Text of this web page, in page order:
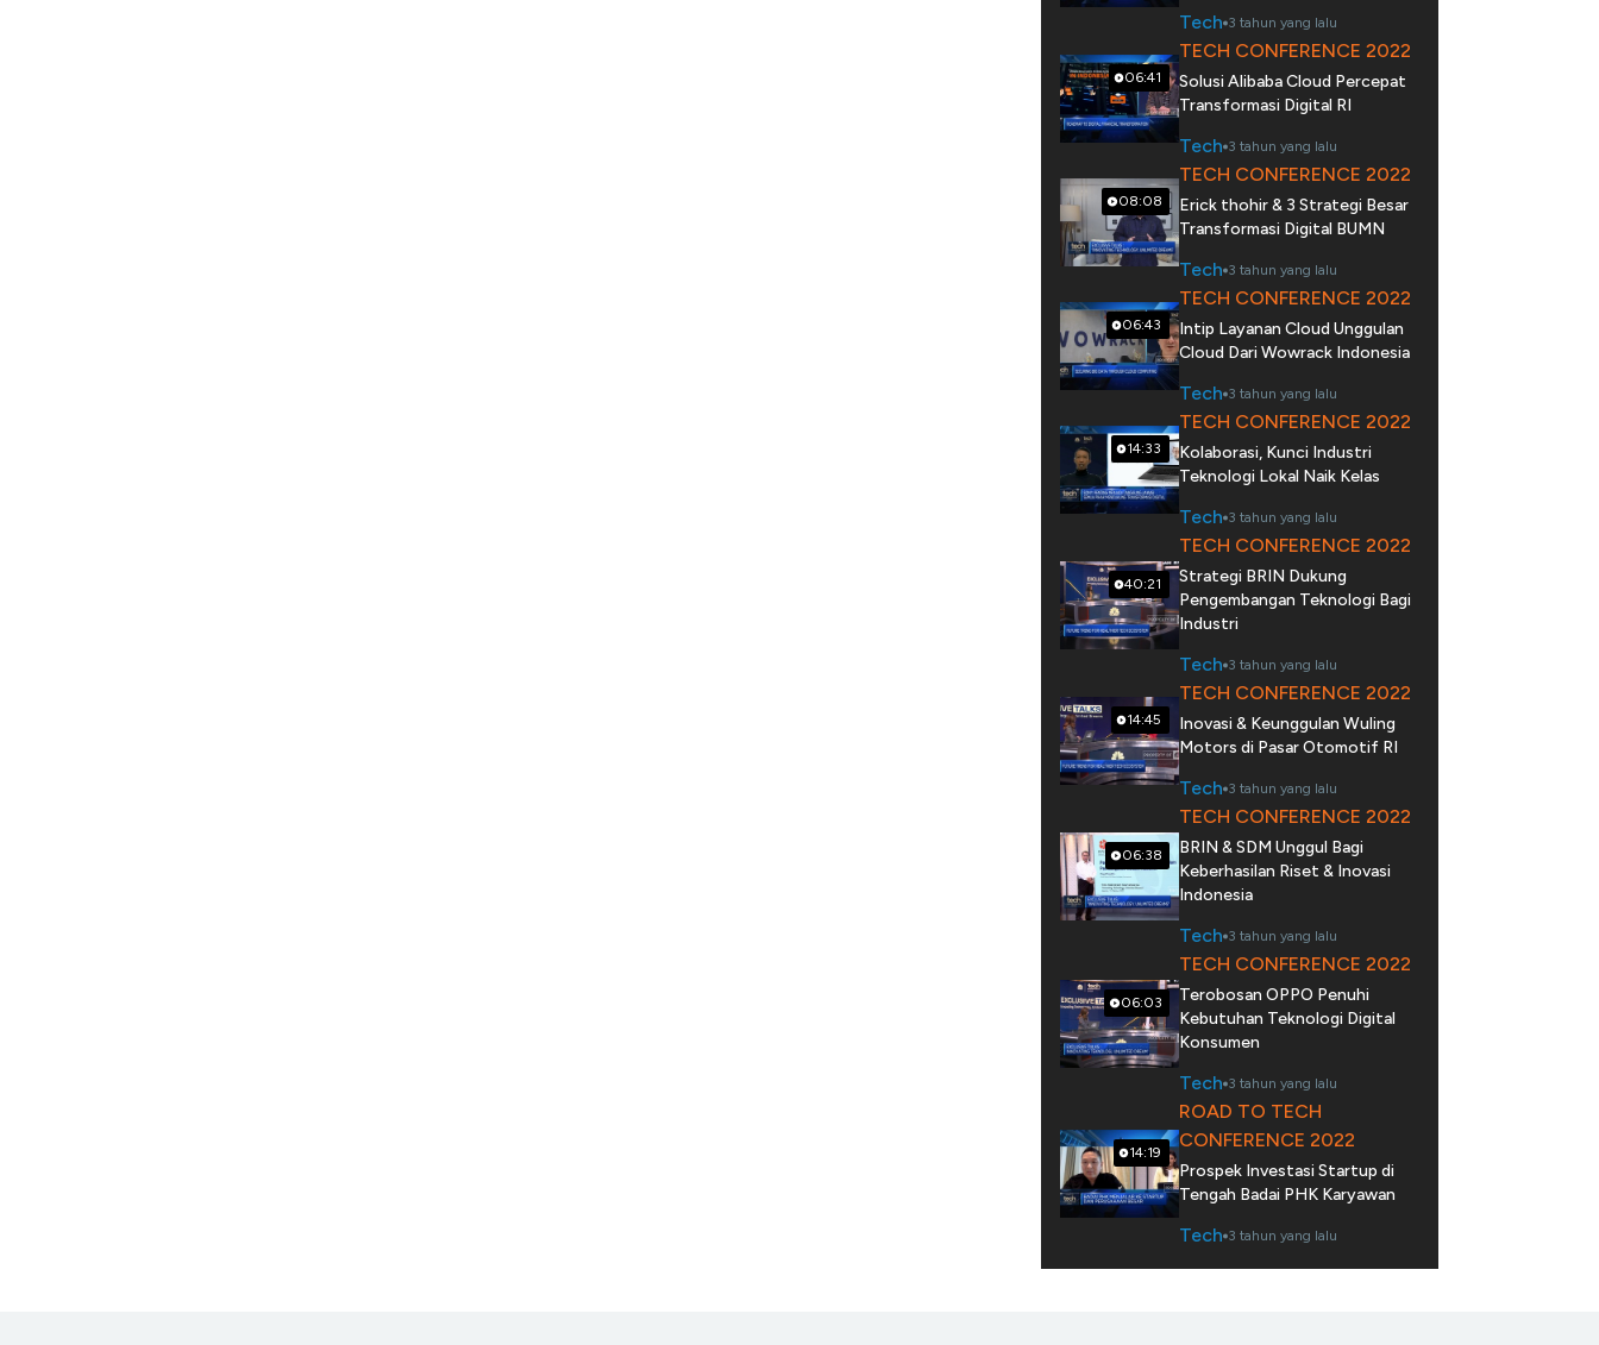
Tech 3 tahun yang lalu
06:41
TECH CONFERENCE 2022
Solusi Alibaba Cloud Percepat
Transformasi Digital RI
Tech 3 tahun yang lalu
08:08
TECH CONFERENCE 2022
Erick thohir & 3 Strategi Besar
Transformasi Digital BUMN
Tech 3 tahun yang lalu
06:43
TECH CONFERENCE 2022
Intip Layanan Cloud Unggulan
Cloud Dari Wowrack Indonesia
Tech 3 tahun yang lalu
14:33
TECH CONFERENCE 2022
Kolaborasi, Kunci Industri
Teknologi Lokal Naik Kelas
Tech 3 tahun yang lalu
40:21
TECH CONFERENCE 2022
Strategi BRIN Dukung
Pengembangan Teknologi Bagi
Industri
Tech 3 tahun yang lalu
14:45
TECH CONFERENCE 2022
Inovasi & Keunggulan Wuling
Motors di Pasar Otomotif RI
Tech 3 tahun yang lalu
06:38
TECH CONFERENCE 2022
BRIN & SDM Unggul Bagi
Keberhasilan Riset & Inovasi
Indonesia
Tech 3 tahun yang lalu
06:03
TECH CONFERENCE 2022
Terobosan OPPO Penuhi
Kebutuhan Teknologi Digital
Konsumen
Tech 3 tahun yang lalu
14:19
ROAD TO TECH
CONFERENCE 2022
Prospek Investasi Startup di
Tengah Badai PHK Karyawan
Tech 3 tahun yang lalu